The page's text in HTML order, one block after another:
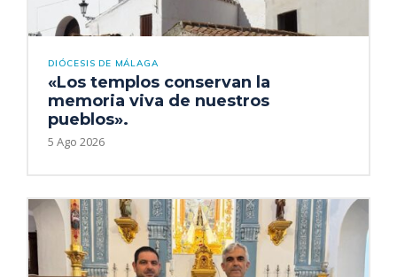
DIÓCESIS DE MÁLAGA
«Los templos conservan la
memoria viva de nuestros
pueblos».
5 Ago 2026